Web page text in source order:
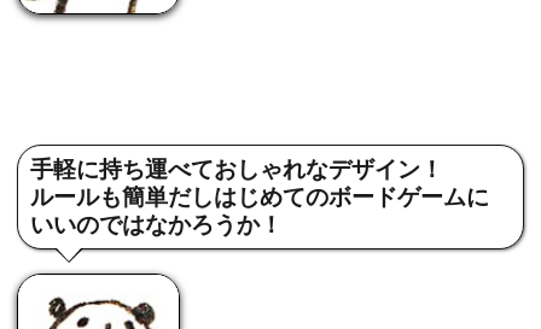
手軽に持ち運べておしゃれなデザイン！
ルールも簡単だしはじめてのボードゲームに
いいのではなかろうか！